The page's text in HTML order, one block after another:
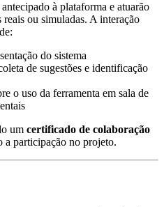
à plataforma e atuarão
ou simuladas. A interação
do sistema
de sugestões e identificação
o uso da ferramenta em sala de
um certificado de colaboração
a participação no projeto.